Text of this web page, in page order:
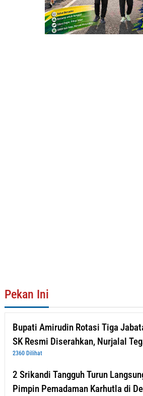
Pekan Ini
Bupati Amirudin Rotasi Tiga
SK Resmi Diserahkan, Nurjalal
2360 Dilihat
2 Srikandi Tangguh Turun
Pimpin Pemadaman Karhutla di